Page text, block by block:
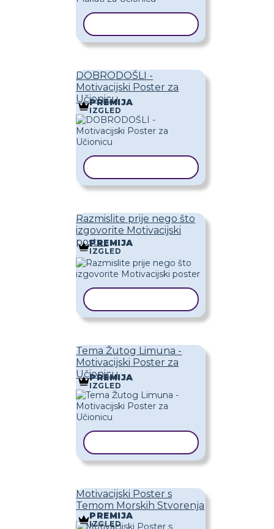
DOBRODOŠLI -
Motivacijski Poster za
Učionicu
PREMIJA
IZGLED
Razmislite prije nego što
izgovorite Motivacijski
poster
PREMIJA
IZGLED
Tema Žutog Limuna -
Motivacijski Poster za
Učionicu
PREMIJA
IZGLED
Motivacijski Poster s
Temom Morskih Stvorenja
PREMIJA
IZGLED